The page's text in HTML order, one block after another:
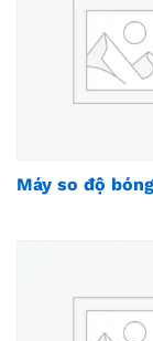
Máy so độ bóng